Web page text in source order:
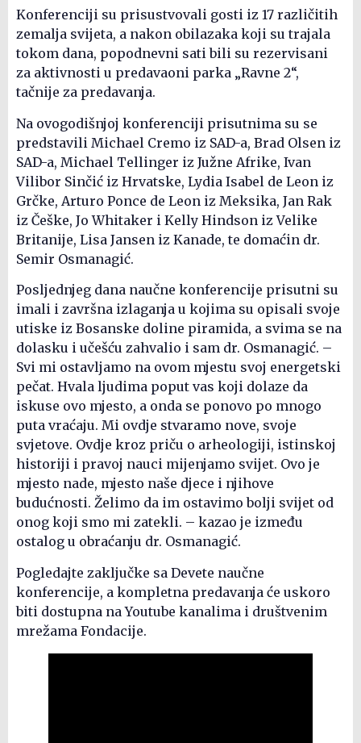
Konferenciji su prisustvovali gosti iz 17 različitih
zemalja svijeta, a nakon obilazaka koji su trajala
tokom dana, popodnevni sati bili su rezervisani
za aktivnosti u predavaoni parka „Ravne 2“,
tačnije za predavanja.
Na ovogodišnjoj konferenciji prisutnima su se
predstavili Michael Cremo iz SAD-a, Brad Olsen iz
SAD-a, Michael Tellinger iz Južne Afrike, Ivan
Vilibor Sinčić iz Hrvatske, Lydia Isabel de Leon iz
Grčke, Arturo Ponce de Leon iz Meksika, Jan Rak
iz Češke, Jo Whitaker i Kelly Hindson iz Velike
Britanije, Lisa Jansen iz Kanade, te domaćin dr.
Semir Osmanagić.
Posljednjeg dana naučne konferencije prisutni su
imali i završna izlaganja u kojima su opisali svoje
utiske iz Bosanske doline piramida, a svima se na
dolasku i učešću zahvalio i sam dr. Osmanagić. –
Svi mi ostavljamo na ovom mjestu svoj energetski
pečat. Hvala ljudima poput vas koji dolaze da
iskuse ovo mjesto, a onda se ponovo po mnogo
puta vraćaju. Mi ovdje stvaramo nove, svoje
svjetove. Ovdje kroz priču o arheologiji, istinskoj
historiji i pravoj nauci mijenjamo svijet. Ovo je
mjesto nade, mjesto naše djece i njihove
budućnosti. Želimo da im ostavimo bolji svijet od
onog koji smo mi zatekli. – kazao je između
ostalog u obraćanju dr. Osmanagić.
Pogledajte zaključke sa Devete naučne
konferencije, a kompletna predavanja će uskoro
biti dostupna na Youtube kanalima i društvenim
mrežama Fondacije.